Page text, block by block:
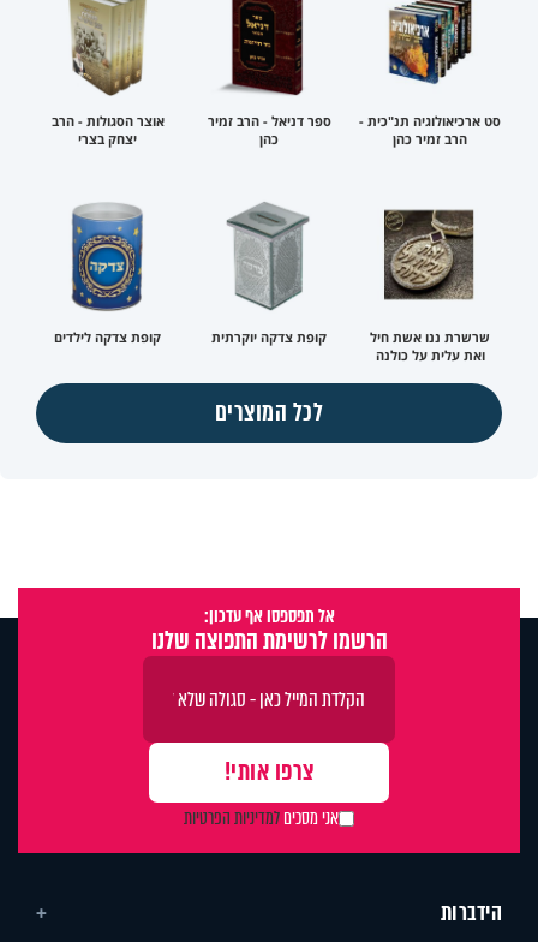
סט ארכיאולוגיה תנ"כית -
הרב זמיר כהן
ספר דניאל - הרב זמיר
כהן
אוצר הסגולות - הרב
יצחק בצרי
שרשרת ננו אשת חיל
ואת עלית על כולנה
קופת צדקה יוקרתית קופת צדקה לילדים
לכל המוצרים
אל תפספסו אף עדכון:
הרשמו לרשימת התפוצה שלנו
אני מסכיםלמדיניות הפרטיות
הידברות